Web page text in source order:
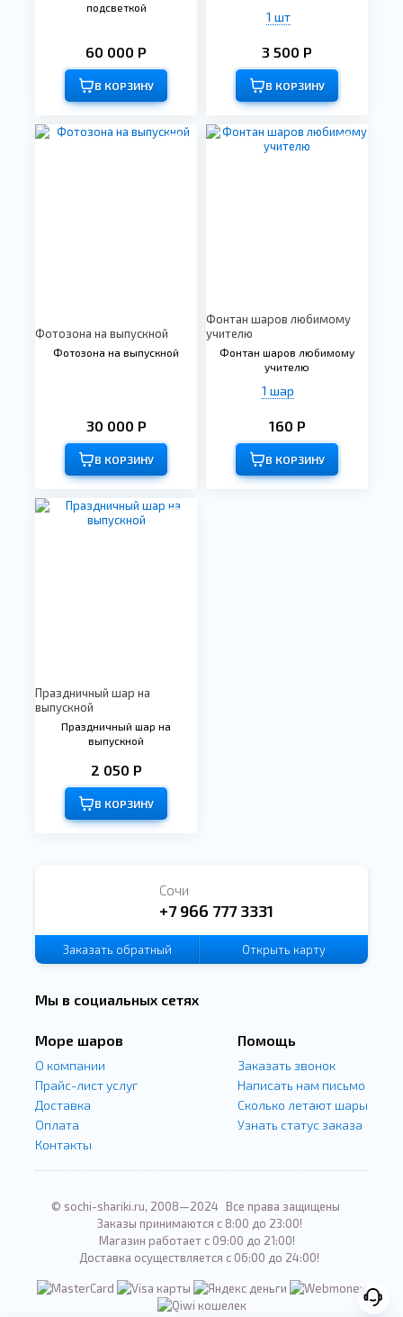
подсветкой
60 000 Р
В КОРЗИНУ
1 шт
3 500 Р
В КОРЗИНУ
Фотозона на выпускной
Фотозона на выпускной
30 000 Р
В КОРЗИНУ
Фонтан шаров любимому
учителю
Фонтан шаров любимому
учителю
1 шар
160 Р
В КОРЗИНУ
Праздничный шар на
выпускной
Праздничный шар на
выпускной
2 050 Р
В КОРЗИНУ
Сочи
+7 966 777 3331
Заказать обратный
Открыть карту
Мы в социальных сетях
Море шаров
О компании
Прайс-лист услуг
Доставка
Оплата
Контакты
Помощь
Заказать звонок
Написать нам письмо
Сколько летают шары
Узнать статус заказа
© sochi-shariki.ru, 2008—2024 Все права защищены
Заказы принимаются с 8:00 до 23:00!
Магазин работает с 09:00 до 21:00!
Доставка осуществляется с 06:00 до 24:00!